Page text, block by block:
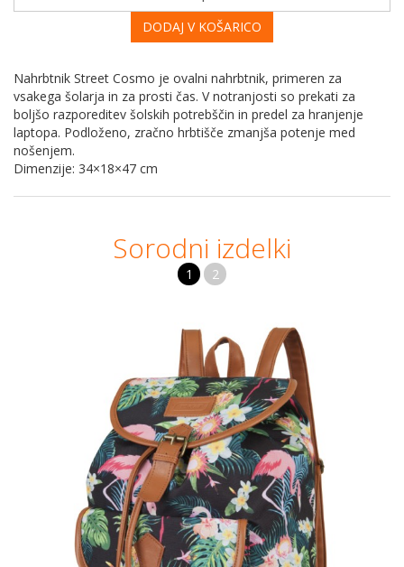
DODAJ V KOŠARICO
Nahrbtnik Street Cosmo je ovalni nahrbtnik, primeren za
vsakega šolarja in za prosti čas. V notranjosti so prekati za
boljšo razporeditev šolskih potrebščin in predel za hranjenje
laptopa. Podloženo, zračno hrbtišče zmanjša potenje med
nošenjem.
Dimenzije: 34×18×47 cm
Sorodni izdelki
1 2